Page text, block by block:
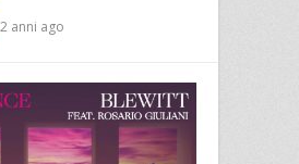
2 anni ago